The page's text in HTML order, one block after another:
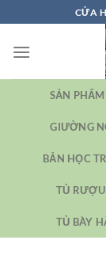
qua
nội
CỬA
SẢN PHẨM
GIƯỜNG
BẢN HỌC
TỦ RƯỢU
TỦ BÀY